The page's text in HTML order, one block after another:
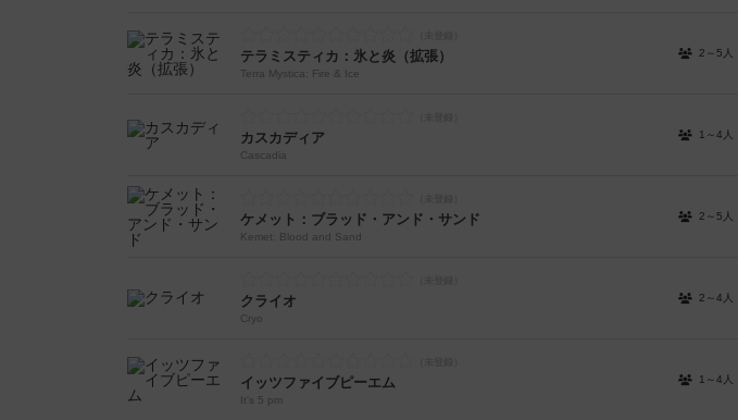
テラミスティカ：氷と炎（拡張）
Terra Mystica: Fire & Ice
2～5人
カスカディア
Cascadia
1～4人
ケメット：ブラッド・アンド・サンド
Kemet: Blood and Sand
2～5人
クライオ
Cryo
2～4人
イッツファイブピーエム
It's 5 pm
1～4人